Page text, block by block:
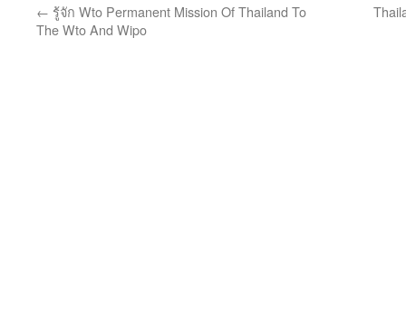
← รู้จัก Wto Permanent Mission Of Thailand To
The Wto And Wipo